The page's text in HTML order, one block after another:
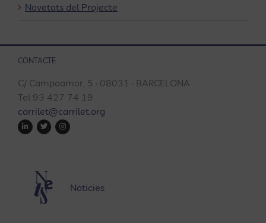
Novetats del Projecte
CONTACTE
C/ Campoamor, 5 · 08031 · BARCELONA
Tel 93 427 74 19
carrilet@carrilet.org
Noticies